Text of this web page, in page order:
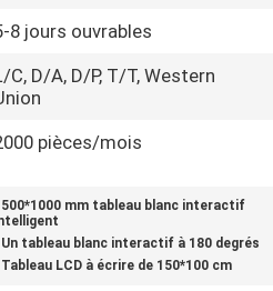
8 jours ouvrables
C, D/A, D/P, T/T, Western
pièces/mois
mm tableau blanc interactif
Un tableau blanc interactif à 180 degrés
Tableau LCD à écrire de 150*100 cm